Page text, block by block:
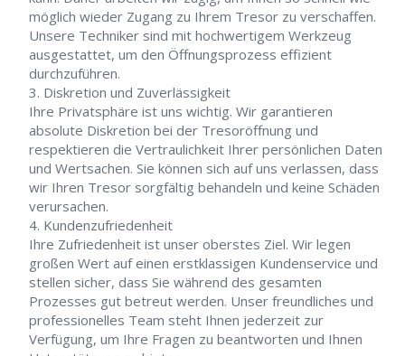
möglich wieder Zugang zu Ihrem Tresor zu verschaffen.
Unsere Techniker sind mit hochwertigem Werkzeug
ausgestattet, um den Öffnungsprozess effizient
durchzuführen.
Diskretion und Zuverlässigkeit
Ihre Privatsphäre ist uns wichtig. Wir garantieren
absolute Diskretion bei der Tresoröffnung und
respektieren die Vertraulichkeit Ihrer persönlichen Daten
und Wertsachen. Sie können sich auf uns verlassen, dass
wir Ihren Tresor sorgfältig behandeln und keine Schäden
verursachen.
Kundenzufriedenheit
Ihre Zufriedenheit ist unser oberstes Ziel. Wir legen
großen Wert auf einen erstklassigen Kundenservice und
stellen sicher, dass Sie während des gesamten
Prozesses gut betreut werden. Unser freundliches und
professionelles Team steht Ihnen jederzeit zur
Verfügung, um Ihre Fragen zu beantworten und Ihnen